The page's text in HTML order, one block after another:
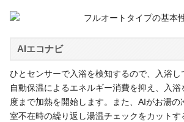
AIエコナビ
ひとセンサーで入浴を検知するので、入浴し
自動保温によるエネルギー消費を抑え、入
度まで加熱を開始します。また、AIがお湯の
室不在時の繰り返し湯温チェックをカットす